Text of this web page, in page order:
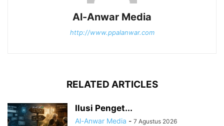
Al-Anwar Media
http://www.ppalanwar.com
RELATED ARTICLES
Ilusi Penget...
Al-Anwar Media - 7 Agustus 2026